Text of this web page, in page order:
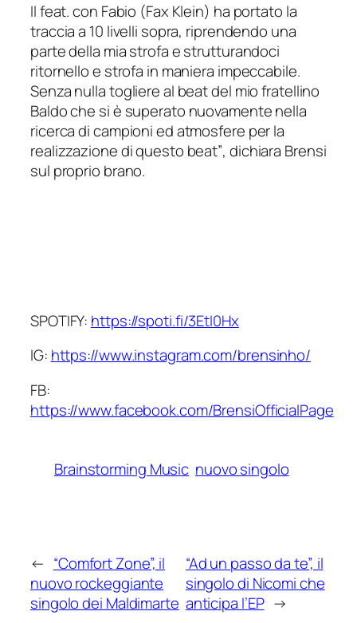
Il feat. con Fabio (Fax Klein) ha portato la
traccia a 10 livelli sopra, riprendendo una
parte della mia strofa e strutturandoci
ritornello e strofa in maniera impeccabile.
Senza nulla togliere al beat del mio fratellino
Baldo che si è superato nuovamente nella
ricerca di campioni ed atmosfere per la
realizzazione di questo beat”, dichiara Brensi
sul proprio brano.
SPOTIFY: https://spoti.fi/3EtI0Hx
IG: https://www.instagram.com/brensinho/
FB:
https://www.facebook.com/BrensiOfficialPage
Brainstorming Music nuovo singolo
← “Comfort Zone”, il
nuovo rockeggiante
singolo dei Maldimarte
“Ad un passo da te”, il
singolo di Nicomi che
anticipa l’EP →